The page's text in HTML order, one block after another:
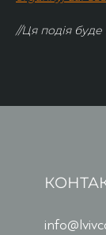
//Ця подія буде